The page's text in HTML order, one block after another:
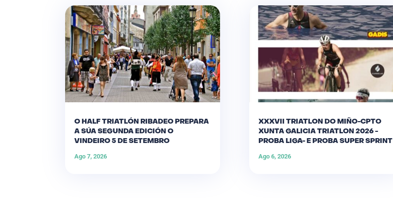
O HALF TRIATLÓN RIBADEO PREPARA
A SÚA SEGUNDA EDICIÓN O
VINDEIRO 5 DE SETEMBRO
Ago 7, 2026
XXXVII TRIATLON DO MIÑO-CPTO
XUNTA GALICIA TRIATLON 2026 -
PROBA LIGA- E PROBA SUPER SPRINT
Ago 6, 2026